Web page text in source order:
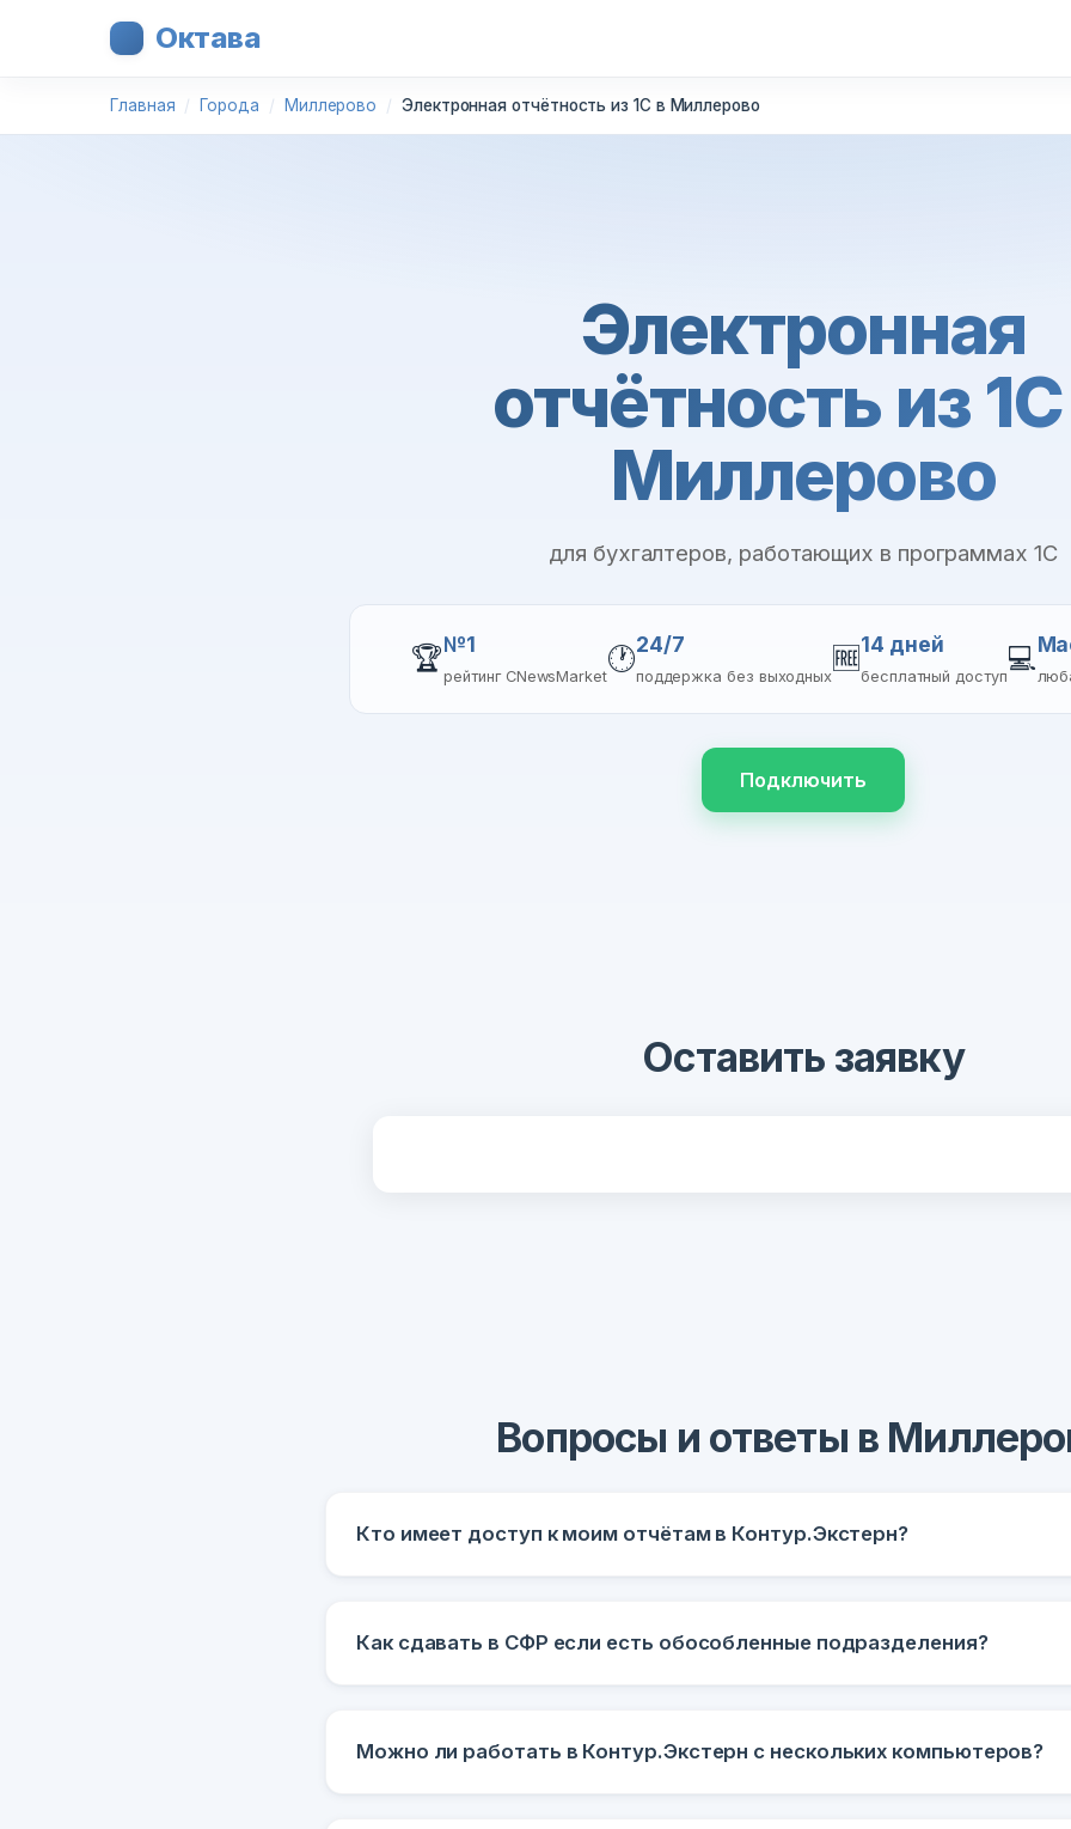
Октава
Главная Города Миллерово Электронная отчётность из 1С в Миллерово
Электронная
отчётность из
Миллерово
для бухгалтеров, работающих в программах 1С
🏆№1
рейтинг CNewsMarket
🕐24/7
поддержка без выходных
🆓14 дней
бесплатный доступ
💻
Подключить
Оставить заявку
Вопросы и ответы в
Кто имеет доступ к моим отчётам в Контур.Экстерн?
Как сдавать в СФР если есть обособленные подразделения?
Можно ли работать в Контур.Экстерн с нескольких компьютеров?